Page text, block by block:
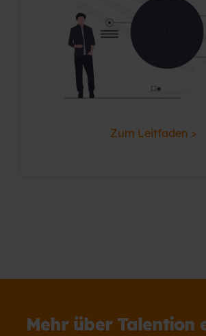
Zum Leitfaden >
Mehr über Talention